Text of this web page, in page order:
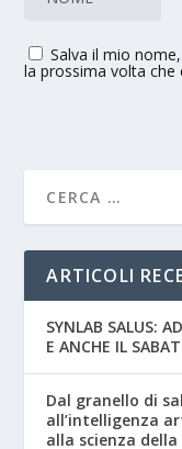
Salva il mio
la prossima volta che
ARTICOLI
SYNLAB SALUS:
E ANCHE IL
Dal granello di
all’intelligenza
alla scienza